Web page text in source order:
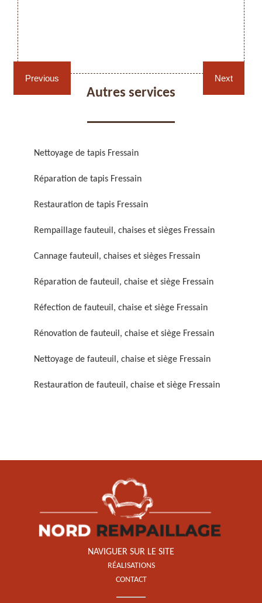
Cannage fauteuil, chaises
Réparation de fauteuil,
chaise et siège 59
Rénovation de fauteuil,
Nettoyage de fauteuil,
Previous Next
Autres services
Nettoyage de tapis Fressain
Réparation de tapis Fressain
Restauration de tapis Fressain
Rempaillage fauteuil, chaises et sièges Fressain
Cannage fauteuil, chaises et sièges Fressain
Réparation de fauteuil, chaise et siège Fressain
Réfection de fauteuil, chaise et siège Fressain
Rénovation de fauteuil, chaise et siège Fressain
Nettoyage de fauteuil, chaise et siège Fressain
Restauration de fauteuil, chaise et siège Fressain
NAVIGUER SUR LE SITE
RÉALISATIONS
CONTACT